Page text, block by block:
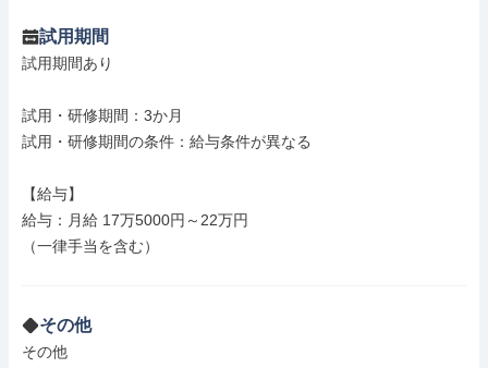
試用期間
試用期間あり
試用・研修期間：3か月
試用・研修期間の条件：給与条件が異なる
【給与】
給与：月給 17万5000円～22万円
（一律手当を含む）
その他
その他